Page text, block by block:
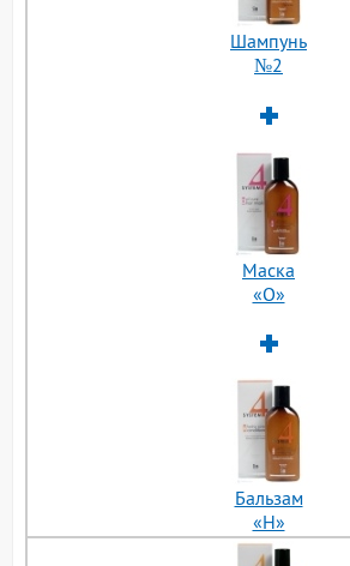
Шампунь
№2
Маска
«О»
Бальзам
«H»